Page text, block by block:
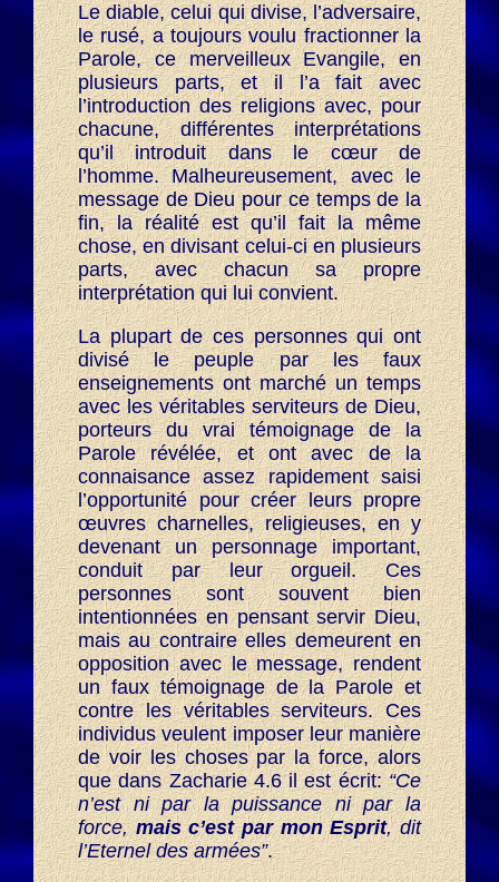
Le diable, celui qui divise, l’adversaire,
le rusé, a toujours voulu fractionner la
Parole, ce merveilleux Evangile, en
plusieurs parts, et il l’a fait avec
l’introduction des religions avec, pour
chacune, différentes interprétations
qu’il introduit dans le cœur de
l’homme. Malheureusement, avec le
message de Dieu pour ce temps de la
fin, la réalité est qu’il fait la même
chose, en divisant celui-ci en plusieurs
parts, avec chacun sa propre
interprétation qui lui convient.
La plupart de ces personnes qui ont
divisé le peuple par les faux
enseignements ont marché un temps
avec les véritables serviteurs de Dieu,
porteurs du vrai témoignage de la
Parole révélée, et ont avec de la
connaisance assez rapidement saisi
l’opportunité pour créer leurs propre
œuvres charnelles, religieuses, en y
devenant un personnage important,
conduit par leur orgueil. Ces
personnes sont souvent bien
intentionnées en pensant servir Dieu,
mais au contraire elles demeurent en
opposition avec le message, rendent
un faux témoignage de la Parole et
contre les véritables serviteurs. Ces
individus veulent imposer leur manière
de voir les choses par la force, alors
que dans Zacharie 4.6 il est écrit:“Ce
n’est ni par la puissance ni par la
force,mais c’est par mon Esprit, dit
l’Eternel des armées”.